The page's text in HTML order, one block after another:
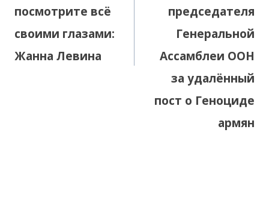
посмотрите всё
своими глазами:
Жанна Левина
председателя
Генеральной
Ассамблеи ООН
за удалённый
пост о Геноциде
армян